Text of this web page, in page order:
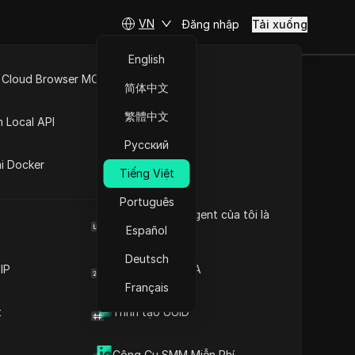
Browser User Agent của tôi là
Trình tạo mã 2FA
Trình tạo UUID
Browser MCP
Local API
Docker
VN
English
简体中文
繁體中文
Русский
Tiếng Việt
Português
Español
Deutsch
Français
Đăng nhập Tải xuống
này
hoạt
Nội dung
qua xác minh tài khoản
Tầm quan trọng của việc
xác minh đối với các nền
tảng trực tuyến
Kỹ thuật xác minh hiệu
quả để tăng cường bảo
mật
Khám phá các phương
pháp để vượt qua xác
minh tài khoản
Hiểu động cơ đằng sau
việc bỏ qua xác minh
Những thách thức khi bỏ
Các chiến lược hiệu quả
các nỗ lực bỏ qua